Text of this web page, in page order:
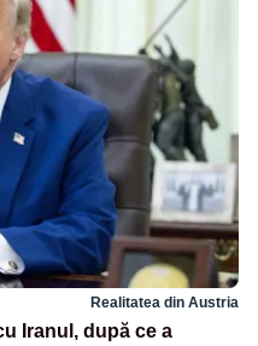
Realitatea din Austria
Iranul, după ce a